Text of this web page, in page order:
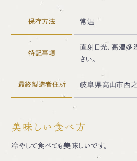
保存方法 常温
特記事項
直射日光、高温多
さい。
最終製造者住所 岐阜県高山市西之
美味しい食べ方
冷やして食べても美味しいです。